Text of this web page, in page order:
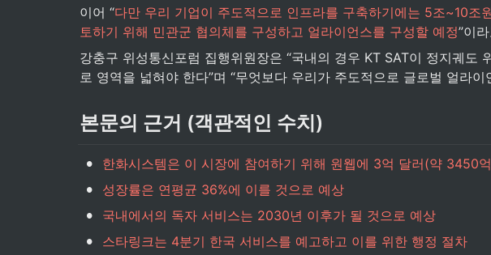
이어 “다만 우리 기업이 주도적으로 인프라를 구축하기에는 5조~10
토하기 위해 민관군 협의체를 구성하고 얼라이언스를 구성할 예정”이
강충구 위성통신포럼 집행위원장은 “국내의 경우 KT SAT이 정지궤
로 영역을 넓혀야 한다”며 “무엇보다 우리가 주도적으로 글로벌 얼라
본문의 근거 (객관적인 수치)
• 한화시스템은 이 시장에 참여하기 위해 원웹에 3억 달러(약 3450
• 성장률은 연평균 36%에 이를 것으로 예상
• 국내에서의 독자 서비스는 2030년 이후가 될 것으로 예상
• 스타링크는 4분기 한국 서비스를 예고하고 이를 위한 행정 절차